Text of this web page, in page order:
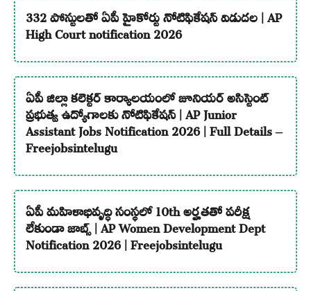
332 పోస్టులతో ఏపీ హైకోర్టు నోటిఫికేషన్ విడుదల | AP
High Court notification 2026
ఏపీ జిల్లా కలెక్టర్ కార్యాలయంలో జూనియర్ అసిస్టెంట్
ప్రభుత్వ ఉద్యోగాలకు నోటిఫికేషన్ | AP Junior
Assistant Jobs Notification 2026 | Full Details –
Freejobsintelugu
ఏపీ మహిళాభివృద్ధి సంస్థలో 10th అర్హతతో పరీక్ష
లేకుండా జాబ్స్ | AP Women Development Dept
Notification 2026 | Freejobsintelugu